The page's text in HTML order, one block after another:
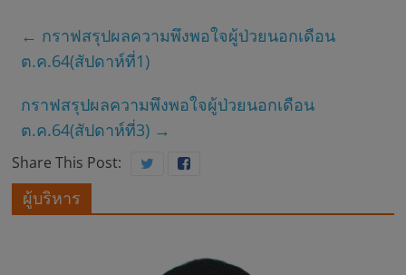
ยุ
พ
ร
า
← กราฟสรุปผลความพึงพอใจผู้ป่วยนอกเดือน
ต.ค.64(สัปดาห์ที่1)
กราฟสรุปผลความพึงพอใจผู้ป่วยนอกเดือน
ต.ค.64(สัปดาห์ที่3) →
Share This Post:
ผู้บริหาร